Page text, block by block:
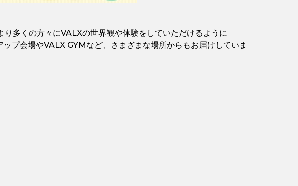
多くの方々にVALXの世界観や体験をしていただけるように
プ会場やVALX GYMなど、さまざまな場所からもお届けしていま